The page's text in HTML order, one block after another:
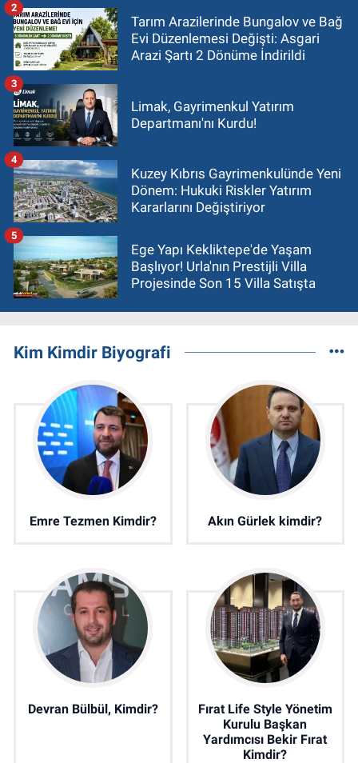
Tarım Arazilerinde Bungalov ve Bağ
Evi Düzenlemesi Değişti: Asgari
Arazi Şartı 2 Dönüme İndirildi
2
Limak, Gayrimenkul Yatırım
Departmanı'nı Kurdu!
3
Kuzey Kıbrıs Gayrimenkulünde Yeni
Dönem: Hukuki Riskler Yatırım
Kararlarını Değiştiriyor
4
Ege Yapı Kekliktepe'de Yaşam
Başlıyor! Urla'nın Prestijli Villa
Projesinde Son 15 Villa Satışta
5
Kim Kimdir Biyografi
Emre Tezmen Kimdir? Akın Gürlek kimdir?
Devran Bülbül, Kimdir?
Fırat Life Style Yönetim
Kurulu Başkan
Yardımcısı Bekir Fırat
Kimdir?